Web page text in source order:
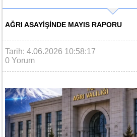
AĞRI ASAYIŞINDE MAYIS RAPORU
Tarih: 4.06.2026 10:58:17
0 Yorum